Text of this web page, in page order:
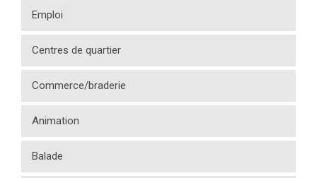
Emploi
Centres de quartier
Commerce/braderie
Animation
Balade